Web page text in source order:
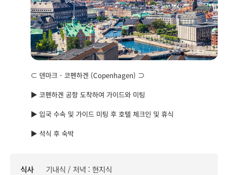
⊂ 덴마크 - 코펜하겐 (Copenhagen) ⊃
▶ 코펜하겐 공항 도착하여 가이드와 미팅
▶ 입국 수속 및 가이드 미팅 후 호텔 체크인 및 휴식
▶ 석식 후 숙박
식사
기내식 / 저녁 : 현지식